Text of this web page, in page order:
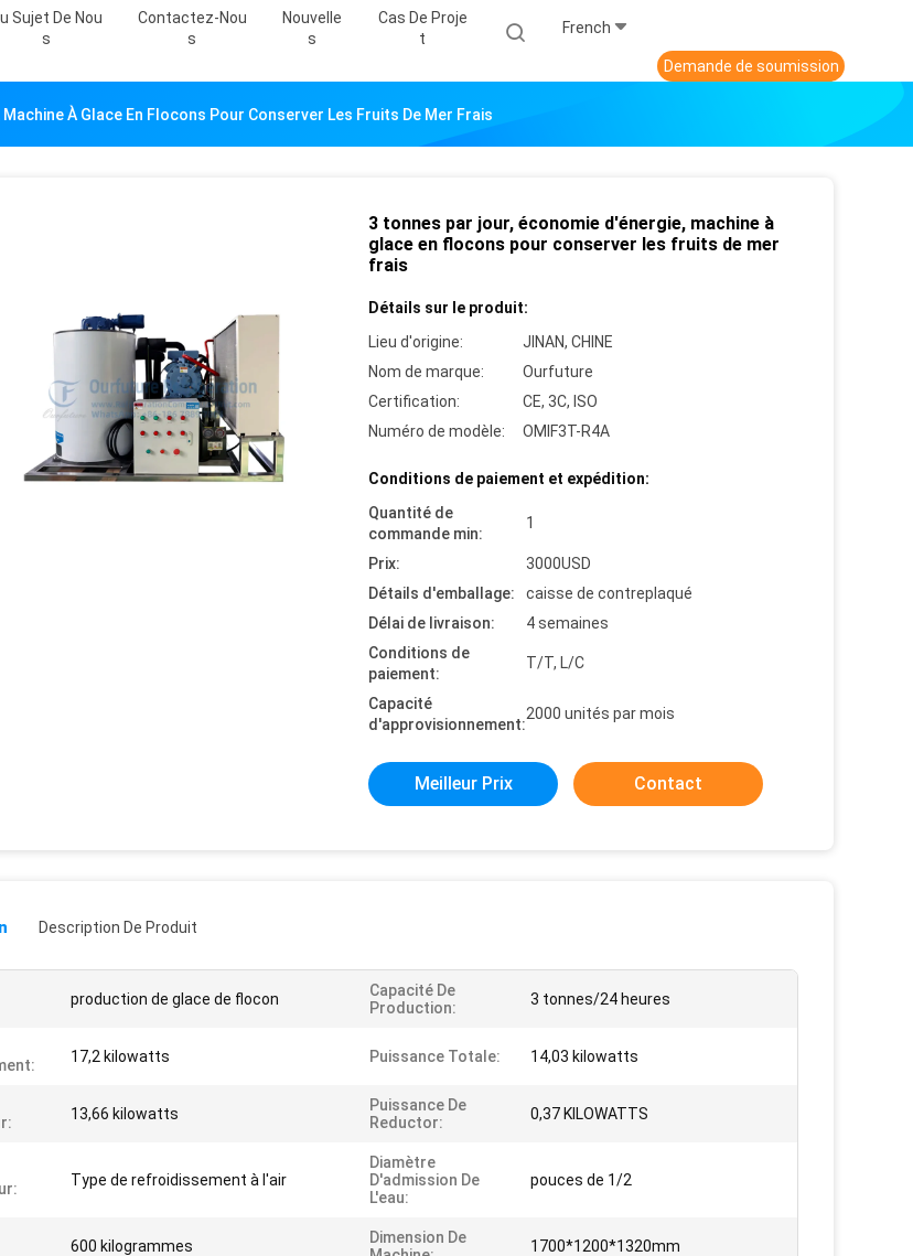
Sujet De Nou
S
Contactez-Nou
S
Nouvelle
S
Cas De Proje
T
French
Demande de soumission
À Glace En Flocons Pour Conserver Les Fruits De Mer Frais
3 tonnes par jour, économie d'énergie, machine à
glace en flocons pour conserver les fruits de mer
frais
Détails sur le produit:
Lieu d'origine:
JINAN, CHINE
Nom de marque:
Ourfuture
Certification:
CE, 3C, ISO
Numéro de modèle:
OMIF3T-R4A
Conditions de paiement et expédition:
Quantité de
commande min:
1
Prix:
3000USD
Détails d'emballage:
caisse de contreplaqué
Délai de livraison:
4 semaines
Conditions de
paiement:
T/T, L/C
Capacité
d'approvisionnement:
2000 unités par mois
Meilleur Prix Contact
Description De Produit
production de glace de flocon
Capacité De
Production:
3 tonnes/24 heures
17,2 kilowatts Puissance Totale: 14,03 kilowatts
13,66 kilowatts
Puissance De
Reductor:
0,37 KILOWATTS
Type de refroidissement à l'air
Diamètre
D'admission De
L'eau:
pouces de 1/2
600 kilogrammes
Dimension De
1700*1200*1320mm